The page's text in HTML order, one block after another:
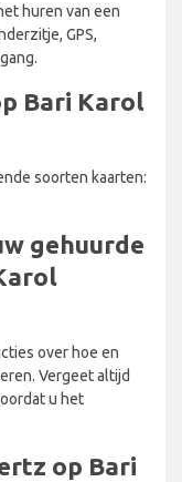
huren van een
GPS,
Bari Karol
soorten kaarten:
gehuurde
over hoe en
Vergeet altijd
u het
op Bari